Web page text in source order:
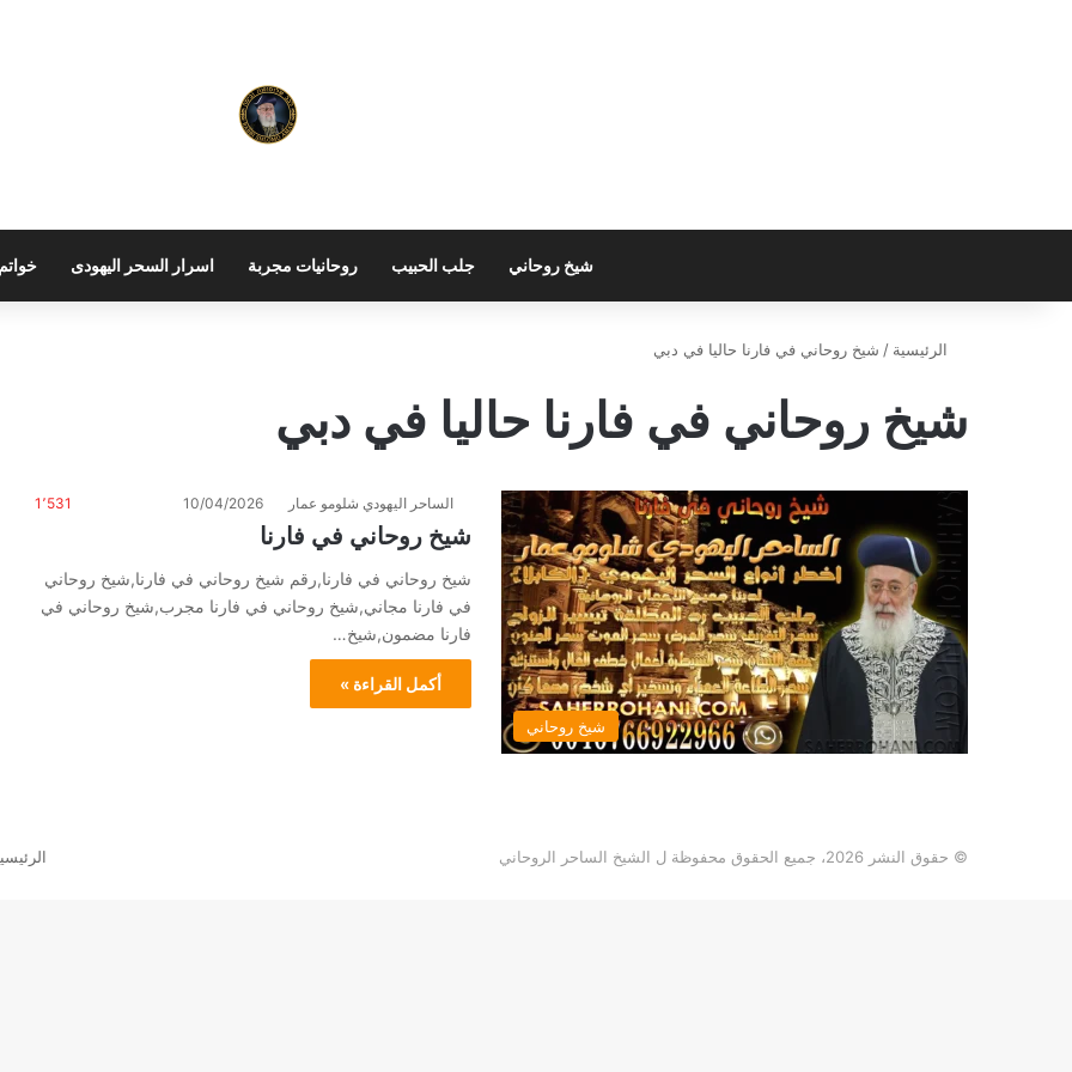
شيخ روحاني جلب الحبيب روحانيات مجربة اسرار السحر اليهودى
الرئيسية / شيخ روحاني في فارنا حاليا في دبي
شيخ روحاني في فارنا حاليا في دبي
شيخ روحاني
الساحر اليهودي شلومو عمار 10/04/2026 1٬531
شيخ روحاني في فارنا
شيخ روحاني في فارنا,رقم شيخ روحاني في فارنا,شيخ روحاني
في فارنا مجاني,شيخ روحاني في فارنا مجرب,شيخ روحاني في
فارنا مضمون,شيخ…
أكمل القراءة »
© حقوق النشر 2026، جميع الحقوق محفوظة ل الشيخ الساحر الروحاني